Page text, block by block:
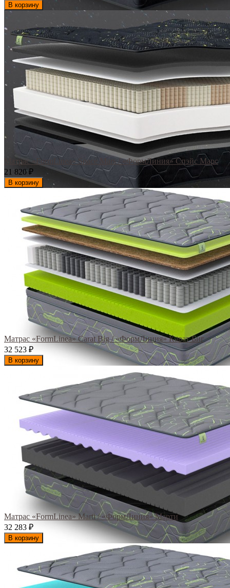
В корзину
Матрас «FormLinea» Space Mars / «ФормЛиния» Спэйс Марс
21 820 ₽
В корзину
Матрас «FormLinea» Carat Big / «ФормЛиния» Карат Биг
32 523 ₽
В корзину
Матрас «FormLinea» Marti / «ФормЛиния» Марти
32 283 ₽
В корзину